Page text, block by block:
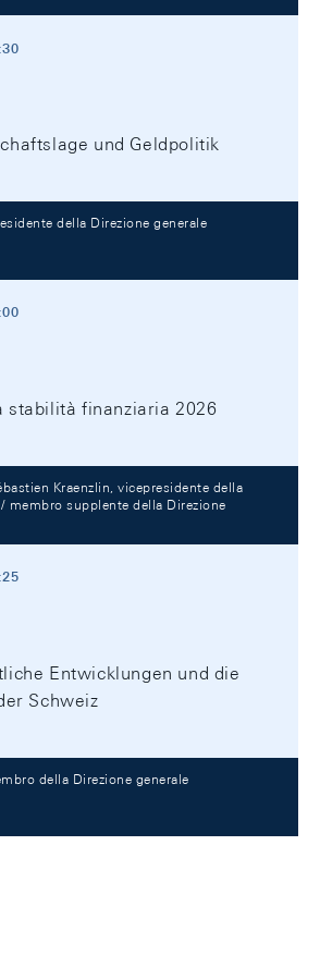
und Geldpolitik
della Direzione generale
stabilità finanziaria 2026
Kraenzlin, vicepresidente della
membro supplente della Direzione
Entwicklungen und die
Schweiz
della Direzione generale